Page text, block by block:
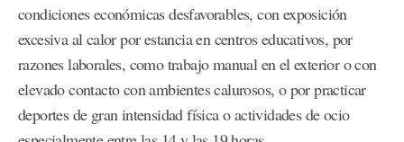
condiciones económicas desfavorables, con exposición
excesiva al calor por estancia en centros educativos, por
razones laborales, como trabajo manual en el exterior o con
elevado contacto con ambientes calurosos, o por practicar
deportes de gran intensidad física o actividades de ocio